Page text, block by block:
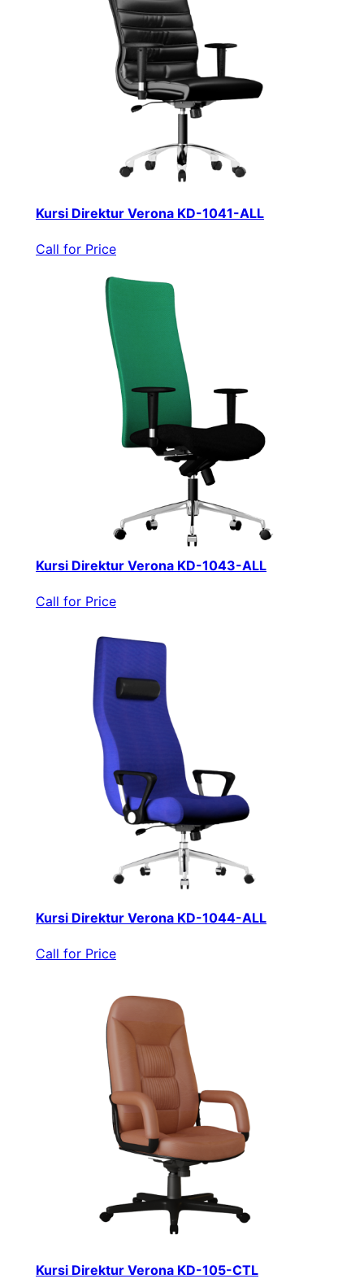
Kursi Direktur Verona KD-1041-ALL
Call for Price
Kursi Direktur Verona KD-1043-ALL
Call for Price
Kursi Direktur Verona KD-1044-ALL
Call for Price
Kursi Direktur Verona KD-105-CTL